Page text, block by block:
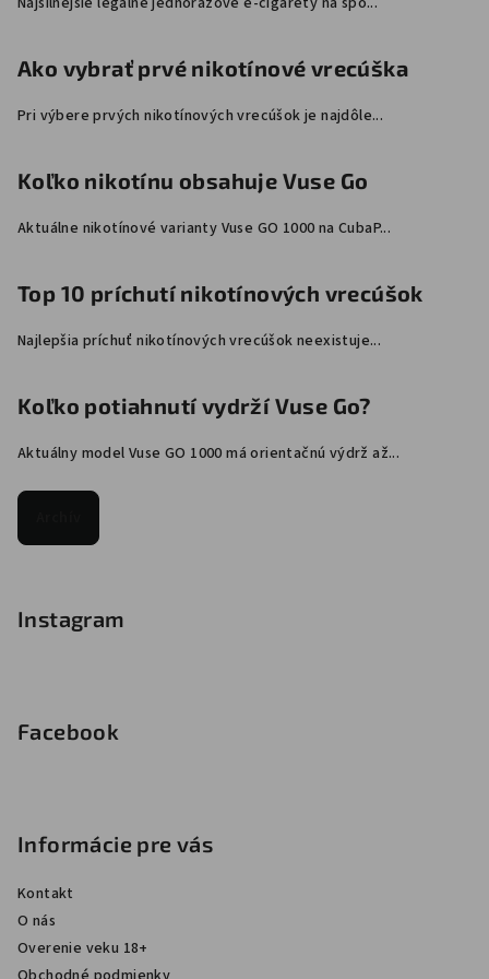
Ako vybrať prvé nikotínové vrecúška
Pri výbere prvých nikotínových vrecúšok je najdôle...
Koľko nikotínu obsahuje Vuse Go
Aktuálne nikotínové varianty Vuse GO 1000 na CubaP...
Top 10 príchutí nikotínových vrecúšok
Najlepšia príchuť nikotínových vrecúšok neexistuje...
Koľko potiahnutí vydrží Vuse Go?
Aktuálny model Vuse GO 1000 má orientačnú výdrž až...
Instagram
Facebook
Informácie pre vás
Kontakt
O nás
Overenie veku 18+